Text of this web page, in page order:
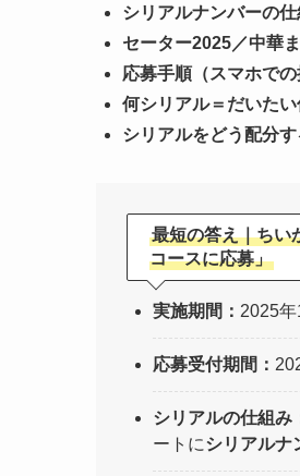
シリアルナンバーの
セーター2025／中華
応募手順（スマホでの
何シリアル＝だいた
シリアルをどう配分
最短の答え｜ちい
コースに応募」
実施期間： 2025
応募受付期間：
シリアルの仕組み
ートにシリアルナ